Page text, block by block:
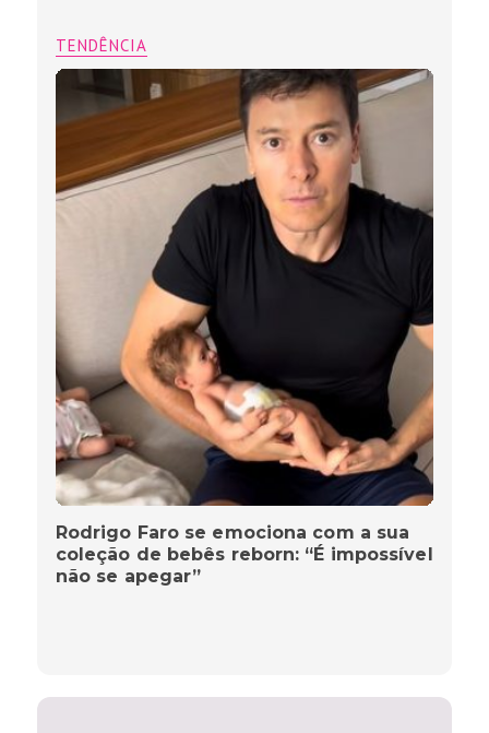
TENDÊNCIA
Rodrigo Faro se emociona com a sua
coleção de bebês reborn: “É impossível
não se apegar”